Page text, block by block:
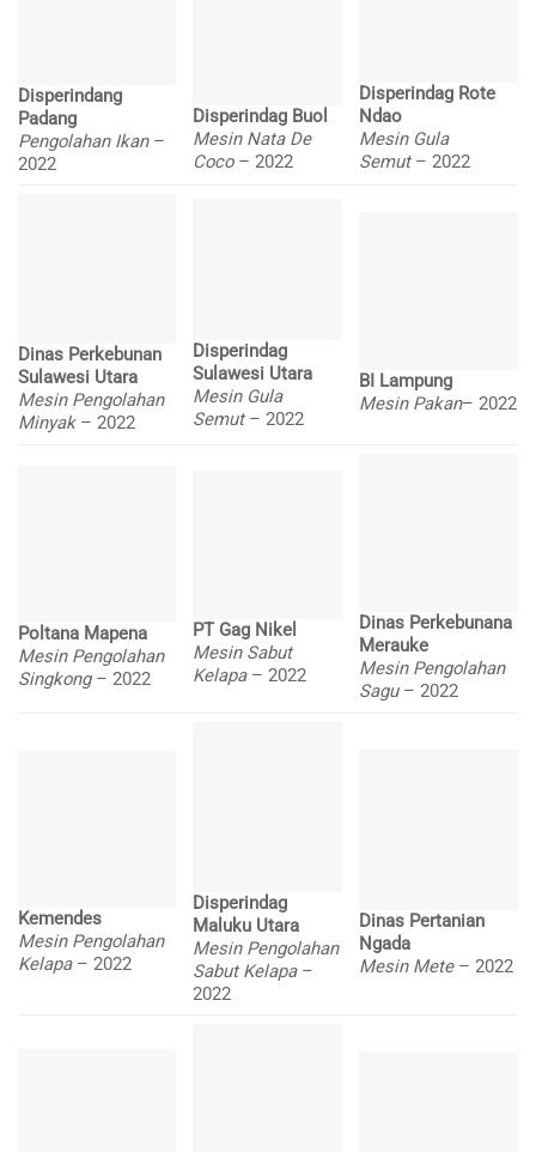
Disperindang
Padang
Pengolahan Ikan –
2022
Disperindag Buol
Mesin Nata De
Coco– 2022
Disperindag Rote
Ndao
Mesin Gula
Semut– 2022
Dinas Perkebunan
Sulawesi Utara
Mesin Pengolahan
Minyak– 2022
Disperindag
Sulawesi Utara
Mesin Gula
Semut– 2022
BI Lampung
Mesin Pakan– 2022
Poltana Mapena
Mesin Pengolahan
Singkong – 2022
PT Gag Nikel
Mesin Sabut
Kelapa – 2022
Dinas Perkebunana
Merauke
Mesin Pengolahan
Sagu – 2022
Kemendes
Mesin Pengolahan
Kelapa – 2022
Disperindag
Maluku Utara
Mesin Pengolahan
Sabut Kelapa –
2022
Dinas Pertanian
Ngada
Mesin Mete – 2022